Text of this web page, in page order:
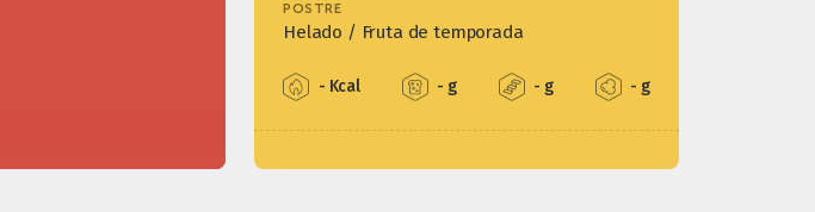
POSTRE
Helado / Fruta de temporada
- Kcal - g - g - g